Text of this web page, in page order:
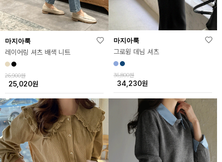
마지아룩
레이어링 셔츠 배색 니트
26,900원
25,020원
마지아룩
그로윙 데님 셔츠
36,800원
34,230원